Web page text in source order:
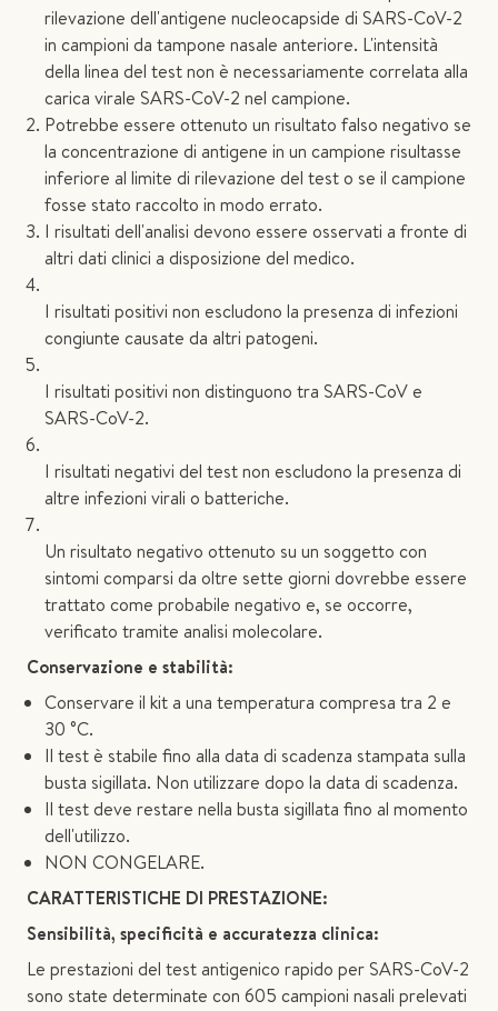
rilevazione dell'antigene nucleocapside di SARS-CoV-2
in campioni da tampone nasale anteriore. L'intensità
della linea del test non è necessariamente correlata alla
carica virale SARS-CoV-2 nel campione.
Potrebbe essere ottenuto un risultato falso negativo se
la concentrazione di antigene in un campione risultasse
inferiore al limite di rilevazione del test o se il campione
fosse stato raccolto in modo errato.
I risultati dell'analisi devono essere osservati a fronte di
altri dati clinici a disposizione del medico.
I risultati positivi non escludono la presenza di infezioni
congiunte causate da altri patogeni.
I risultati positivi non distinguono tra SARS-CoV e
SARS-CoV-2.
I risultati negativi del test non escludono la presenza di
altre infezioni virali o batteriche.
Un risultato negativo ottenuto su un soggetto con
sintomi comparsi da oltre sette giorni dovrebbe essere
trattato come probabile negativo e, se occorre,
verificato tramite analisi molecolare.
Conservazione e stabilità:
Conservare il kit a una temperatura compresa tra 2 e
30 °C.
Il test è stabile fino alla data di scadenza stampata sulla
busta sigillata. Non utilizzare dopo la data di scadenza.
Il test deve restare nella busta sigillata fino al momento
dell'utilizzo.
NON CONGELARE.
CARATTERISTICHE DI PRESTAZIONE:
Sensibilità, specificità e accuratezza clinica:
Le prestazioni del test antigenico rapido per SARS-CoV-2
sono state determinate con 605 campioni nasali prelevati